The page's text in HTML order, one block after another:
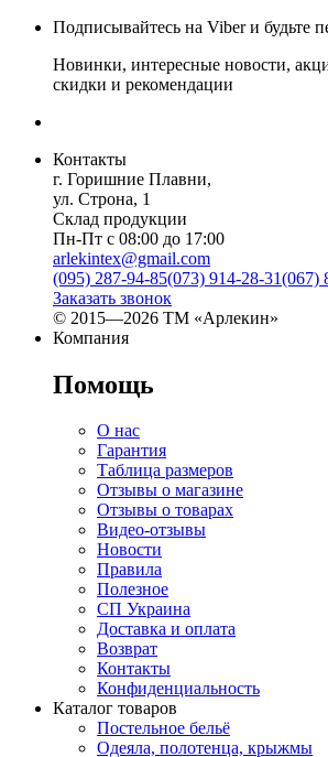
Подписывайтесь на Viber и будьте
Новинки, интересные новости,
скидки и рекомендации
Контакты
г. Горишние Плавни,
ул. Строна, 1
Склад продукции
Пн-Пт с 08:00 до 17:00
arlekintex@gmail.com
(095) 287-94-85(073) 914-28-31(067)
Заказать звонок
© 2015—2026 ТМ «Арлекин»
Компания
Помощь
О нас
Гарантия
Таблица размеров
Отзывы о магазине
Отзывы о товарах
Видео-отзывы
Новости
Правила
Полезное
СП Украина
Доставка и оплата
Возврат
Контакты
Конфиденциальность
Каталог товаров
Постельное бельё
Одеяла, полотенца, крыжмы